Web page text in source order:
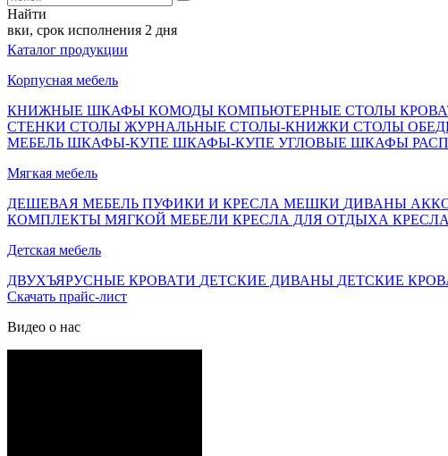
Найти
исполнения 2 дня
Каталог продукции
Корпусная мебель
КНИЖНЫЕ ШКАФЫ КОМОДЫ КОМПЬЮТЕРНЫЕ СТОЛЫ
СТЕНКИ СТОЛЫ ЖУРНАЛЬНЫЕ СТОЛЫ-КНИЖКИ СТОЛЫ
МЕБЕЛЬ ШКАФЫ-КУПЕ ШКАФЫ-КУПЕ УГЛОВЫЕ ШКАФЫ
Мягкая мебель
ДЕШЕВАЯ МЕБЕЛЬ ПУФИКИ И КРЕСЛА МЕШКИ ДИВАНЫ
КОМПЛЕКТЫ МЯГКОЙ МЕБЕЛИ КРЕСЛА ДЛЯ ОТДЫХА
Детская мебель
ДВУХЪЯРУСНЫЕ КРОВАТИ ДЕТСКИЕ ДИВАНЫ ДЕТСКИЕ
Скачать прайс-лист
Видео о нас